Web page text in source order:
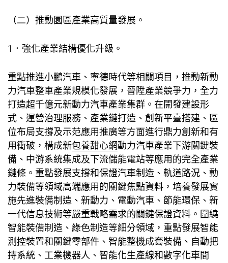
（二）推動園區產業高質量發展。
1．強化產業結構優化升級。
重點推進小鵬汽車、寧德時代等相關項目，推動新動
力汽車整車產業規模化發展，晉陞產業競爭力，全力
打造超千億元新動力汽車產業集群。在開發建設形
式、運營治理服務、產業鏈打造、創新平臺搭建、區
位布局支撐及示范應用推廣等方面進行鼎力創新和有
用衝破，構成新包養甜心網動力汽車產業下游關鍵裝
備、中游系統集成及下流儲能電站等應用的完全產業
鏈條。重點發展支撐和保證汽車制造、軌道路況、動
力裝備等領域高端應用的關鍵焦點資料，培養發展實
施先進裝備制造、新動力、電動汽車、節能環保、新
一代信息技術等嚴重戰略需求的關鍵保證資料。圍繞
智能裝備制造、綠色制造等細分領域，重點發展智能
測控裝置和關鍵零部件、智能整機成套裝備、自動把
持系統、工業機器人、智能化生產線和數字化車間